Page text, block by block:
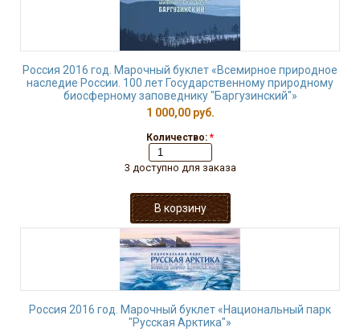
Россия 2016 год. Марочный буклет «Всемирное природное
наследие России. 100 лет Государственному природному
биосферному заповеднику "Баргузинский"»
1 000,00 руб.
Количество: *
3 доступно для заказа
Россия 2016 год. Марочный буклет «Национальный парк
"Русская Арктика"»